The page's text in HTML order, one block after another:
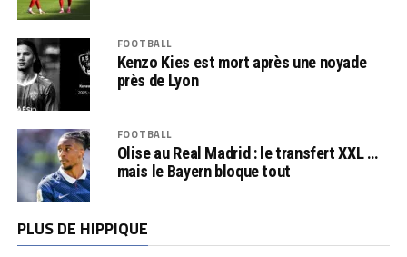
FOOTBALL
Kenzo Kies est mort après une noyade
près de Lyon
FOOTBALL
Olise au Real Madrid : le transfert XXL …
mais le Bayern bloque tout
PLUS DE HIPPIQUE